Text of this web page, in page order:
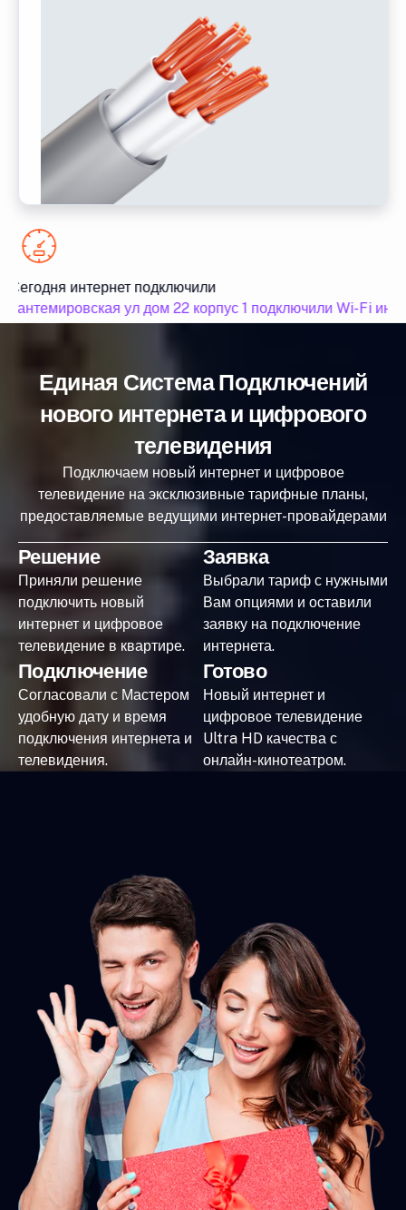
Сегодня интернет подключили
Кантемировская ул дом 22 корпус 1 подключили Wi-Fi
Единая Система Подключений
нового интернета и цифрового
телевидения
Подключаем новый интернет и цифровое
телевидение на эксклюзивные тарифные планы,
предоставляемые ведущими интернет-провайдерами
Решение
Приняли решение
подключить новый
интернет и цифровое
телевидение в квартире.
Заявка
Выбрали тариф с нужными
Вам опциями и оставили
заявку на подключение
интернета.
Подключение
Согласовали с Мастером
удобную дату и время
подключения интернета и
телевидения.
Готово
Новый интернет и
цифровое телевидение
Ultra HD качества с
онлайн-кинотеатром.